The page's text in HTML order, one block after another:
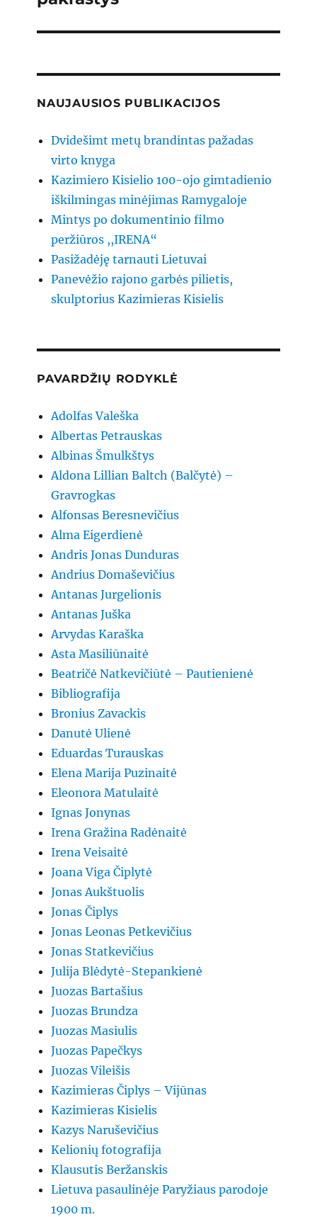
NAUJAUSIOS PUBLIKACIJOS
Dvidešimt metų brandintas pažadas
virto knyga
Kazimiero Kisielio 100-ojo gimtadienio
iškilmingas minėjimas Ramygaloje
Mintys po dokumentinio filmo
peržiūros ,,IRENA“
Pasižadėję tarnauti Lietuvai
Panevėžio rajono garbės pilietis,
skulptorius Kazimieras Kisielis
PAVARDŽIŲ RODYKLĖ
Adolfas Valeška
Albertas Petrauskas
Albinas Šmulkštys
Aldona Lillian Baltch (Balčytė) –
Gravrogkas
Alfonsas Beresnevičius
Alma Eigerdienė
Andris Jonas Dunduras
Andrius Domaševičius
Antanas Jurgelionis
Antanas Juška
Arvydas Karaška
Asta Masiliūnaitė
Beatričė Natkevičiūtė – Pautienienė
Bibliografija
Bronius Zavackis
Danutė Ulienė
Eduardas Turauskas
Elena Marija Puzinaitė
Eleonora Matulaitė
Ignas Jonynas
Irena Gražina Radėnaitė
Irena Veisaitė
Joana Viga Čiplytė
Jonas Aukštuolis
Jonas Čiplys
Jonas Leonas Petkevičius
Jonas Statkevičius
Julija Blėdytė-Stepankienė
Juozas Bartašius
Juozas Brundza
Juozas Masiulis
Juozas Papečkys
Juozas Vileišis
Kazimieras Čiplys – Vijūnas
Kazimieras Kisielis
Kazys Naruševičius
Kelionių fotografija
Klausutis Beržanskis
Lietuva pasaulinėje Paryžiaus parodoje
1900 m.